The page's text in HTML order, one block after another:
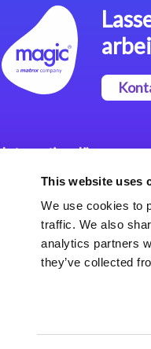
This website uses
We use cookies to
traffic. We also
analytics partners
they’ve collected
Integrationslösungen
Magic xpi
Integrationsplattform